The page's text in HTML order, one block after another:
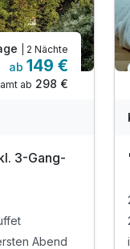
| 2 Nächte
ab 149 €
ab 298 €
3-Gang-
Abend